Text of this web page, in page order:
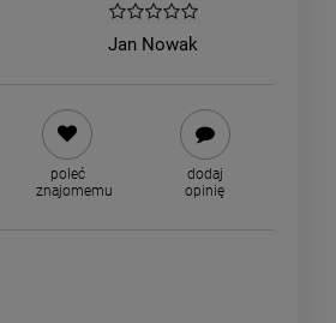
Jan Nowak
poleć
znajomemu
dodaj
opinię